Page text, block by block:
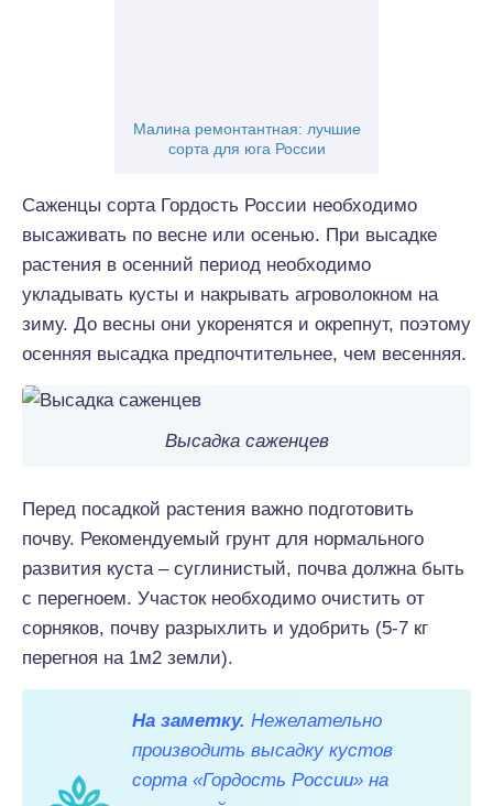
Малина ремонтантная: лучшие
сорта для юга России
Саженцы сорта Гордость России необходимо
высаживать по весне или осенью. При высадке
растения в осенний период необходимо
укладывать кусты и накрывать агроволокном на
зиму. До весны они укоренятся и окрепнут, поэтому
осенняя высадка предпочтительнее, чем весенняя.
Высадка саженцев
Перед посадкой растения важно подготовить
почву. Рекомендуемый грунт для нормального
развития куста – суглинистый, почва должна быть
с перегноем. Участок необходимо очистить от
сорняков, почву разрыхлить и удобрить (5-7 кг
перегноя на 1м2 земли).
На заметку. Нежелательно
производить высадку кустов
сорта «Гордость России» на